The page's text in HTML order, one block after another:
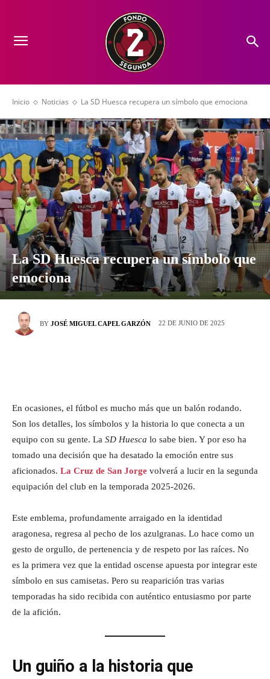
Inicio Noticias La SD Huesca recupera un símbolo que emociona
La SD Huesca recupera un símbolo que
emociona
BY JOSÉ MIGUEL CAPEL GARZÓN 22 DE JUNIO DE 2025
En ocasiones, el fútbol es mucho más que un balón rodando.
Son los detalles, los símbolos y la historia lo que conecta a un
equipo con su gente. La SD Huesca lo sabe bien. Y por eso ha
tomado una decisión que ha desatado la emoción entre sus
aficionados. La Cruz de San Jorge volverá a lucir en la segunda
equipación del club en la temporada 2025-2026.
Este emblema, profundamente arraigado en la identidad
aragonesa, regresa al pecho de los azulgranas. Lo hace como un
gesto de orgullo, de pertenencia y de respeto por las raíces. No
es la primera vez que la entidad oscense apuesta por integrar este
símbolo en sus camisetas. Pero su reaparición tras varias
temporadas ha sido recibida con auténtico entusiasmo por parte
de la afición.
Un guiño a la historia que